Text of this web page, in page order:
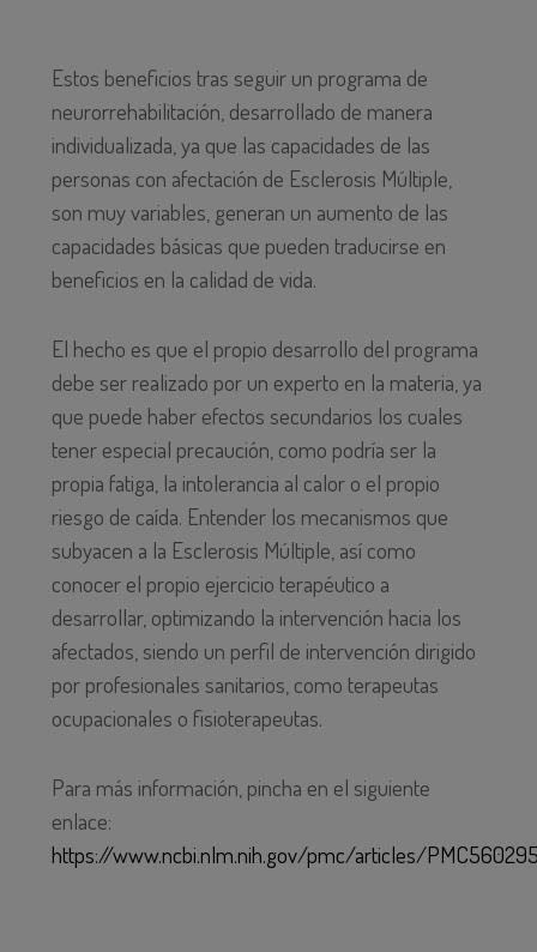
Estos beneficios tras seguir un programa de
neurorrehabilitación, desarrollado de manera
individualizada, ya que las capacidades de las
personas con afectación de Esclerosis Múltiple,
son muy variables, generan un aumento de las
capacidades básicas que pueden traducirse en
beneficios en la calidad de vida.
El hecho es que el propio desarrollo del programa
debe ser realizado por un experto en la materia, ya
que puede haber efectos secundarios los cuales
tener especial precaución, como podría ser la
propia fatiga, la intolerancia al calor o el propio
riesgo de caída. Entender los mecanismos que
subyacen a la Esclerosis Múltiple, así como
conocer el propio ejercicio terapéutico a
desarrollar, optimizando la intervención hacia los
afectados, siendo un perfil de intervención dirigido
por profesionales sanitarios, como terapeutas
ocupacionales o fisioterapeutas.
Para más información, pincha en el siguiente
enlace:
https://www.ncbi.nlm.nih.gov/pmc/articles/